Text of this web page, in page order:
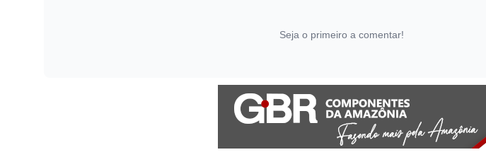
Seja o primeiro a comentar!